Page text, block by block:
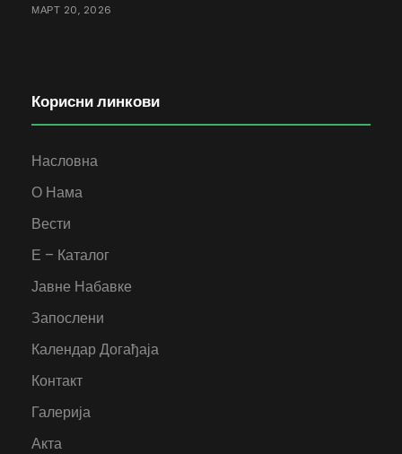
МАРТ 20, 2026
Корисни линкови
Насловна
О Нама
Вести
Е – Каталог
Јавне Набавке
Запослени
Календар Догађаја
Контакт
Галерија
Акта